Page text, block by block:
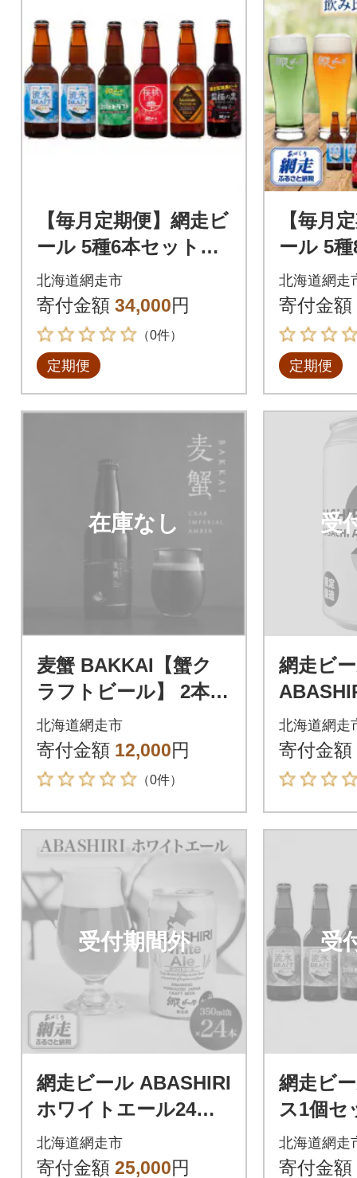
【毎月定期便】網走ビ
ール 5種6本セット
瓶ビール【クラフト
ビール】全3回
北海道網走市
寄付金額 34,000円
（0件）
定期便
【毎月
ール 5
【クラ
全3回
北海道網走
寄付金額
定期便
在庫なし
麦蟹 BAKKAI【蟹ク
ラフトビール】 2本セ
ット
北海道網走市
寄付金額 12,000円
（0件）
受
網走ビ
i Ale 24
北海道網走
寄付金額
受付期間外
網走ビール ABASHIRI
ホワイトエール24本
セット 【クラフトビ
ール】
北海道網走市
寄付金額 25,000円
受
網走ビ
ス1個セ
トビー
北海道網走
寄付金額